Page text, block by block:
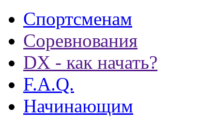
Спортсменам
Соревнования
DX - как начать?
F.A.Q.
Начинающим